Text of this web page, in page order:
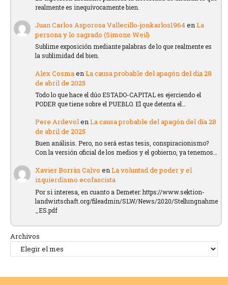
realmente es inequívocamente bien.
Juan Carlos Asporosa Vallecillo-jonkarlos1964enLa
persona y lo sagrado (Simone Weil)
Sublime exposición mediante palabras de lo que realmente es
la sublimidad del bien.
Alex CosmaenLa causa probable del apagón del día 28
de abril de 2025
Todo lo que hace el dúo ESTADO-CAPITAL es ejerciendo el
PODER que tiene sobre el PUEBLO. El que detenta el…
Pere ArdevolenLa causa probable del apagón del día 28
de abril de 2025
Buen análisis. Pero, no será estas tesis, conspiracionismo?
Con la versión oficial de los medios y el gobierno, ya tenemos…
Xavier Borràs Calvo enLa voluntad de poder y el
izquierdismo ecofascista
Por si interesa, en cuanto a Demeter: https://www.sektion-
landwirtschaft.org/fileadmin/SLW/News/2020/Stellungnahme
_ES.pdf
Archivos